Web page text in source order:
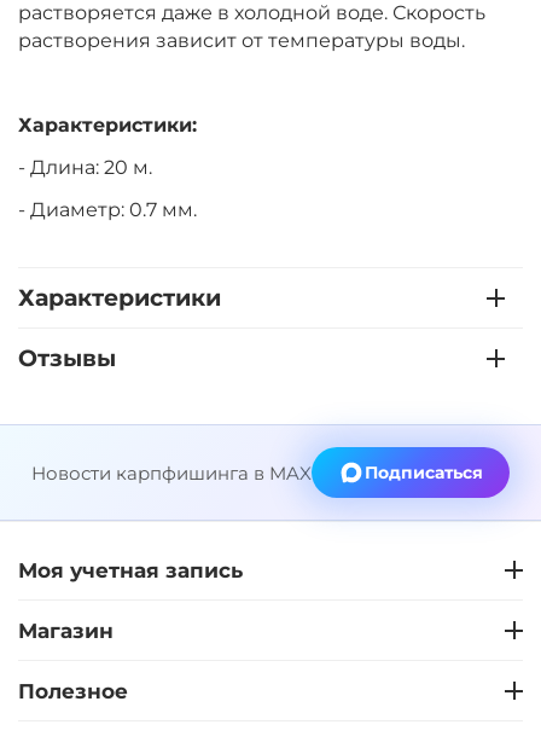
растворяется даже в холодной воде. Скорость
растворения зависит от температуры воды.
Характеристики:
- Длина: 20 м.
- Диаметр: 0.7 мм.
Характеристики
Отзывы
Новости карпфишинга в MAX Подписаться
Моя учетная запись
Магазин
Полезное